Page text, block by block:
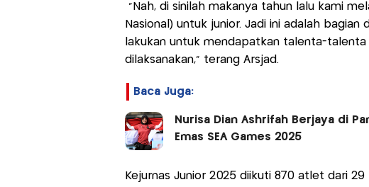
"Nah, di sinilah makanya tahun lalu kami
Nasional) untuk junior. Jadi ini adalah bagian
lakukan untuk mendapatkan talenta-
dilaksanakan," terang Arsjad.
Baca Juga:
Nurisa Dian Ashrifah Berjaya di
Emas SEA Games 2025
Kejurnas Junior 2025 diikuti 870 atlet dari